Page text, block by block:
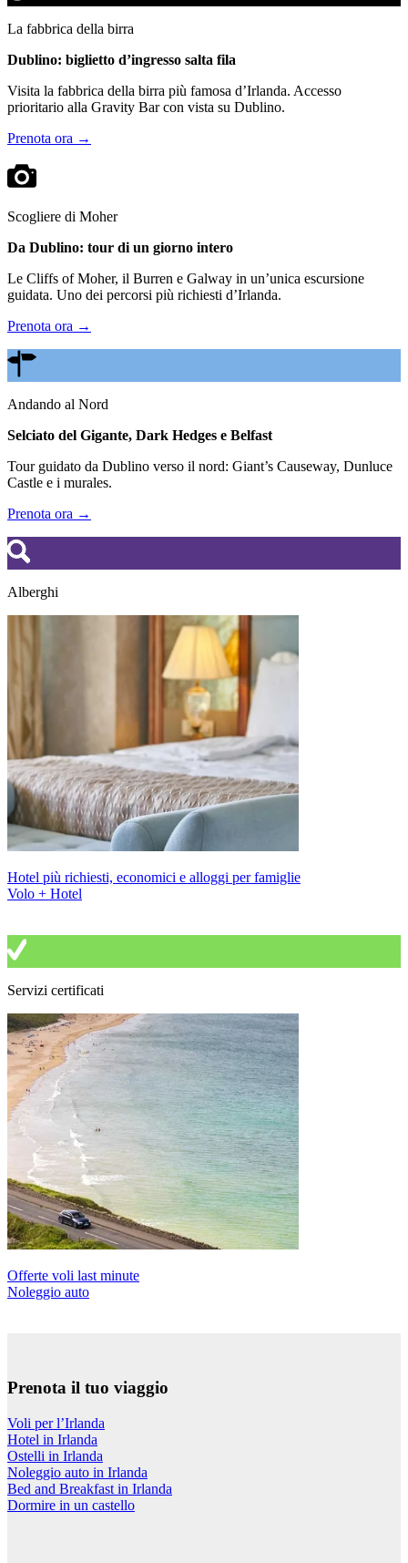
La fabbrica della birra
Dublino: biglietto d’ingresso salta fila
Visita la fabbrica della birra più famosa d’Irlanda. Accesso
prioritario alla Gravity Bar con vista su Dublino.
Prenota ora →
Scogliere di Moher
Da Dublino: tour di un giorno intero
Le Cliffs of Moher, il Burren e Galway in un’unica escursione
guidata. Uno dei percorsi più richiesti d’Irlanda.
Prenota ora →
Andando al Nord
Selciato del Gigante, Dark Hedges e Belfast
Tour guidato da Dublino verso il nord: Giant’s Causeway, Dunluce
Castle e i murales.
Prenota ora →
Alberghi
Hotel più richiesti, economici e alloggi per famiglie
Volo + Hotel
Servizi certificati
Offerte voli last minute
Noleggio auto
Prenota il tuo viaggio
Voli per l’Irlanda
Hotel in Irlanda
Ostelli in Irlanda
Noleggio auto in Irlanda
Bed and Breakfast in Irlanda
Dormire in un castello